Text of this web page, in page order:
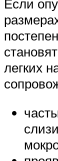
Если
легких